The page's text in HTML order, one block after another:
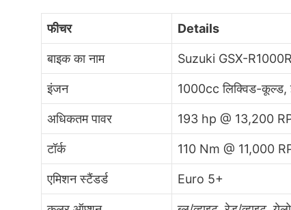
फीचर Details
बाइक का नाम Suzuki GSX-
इंजन 1000cc लिक्विड-कूल्ड,
अधिकतम पावर 193 hp @ 13,200
टॉर्क 110 Nm @ 11,000
एमिशन स्टैंडर्ड Euro 5+